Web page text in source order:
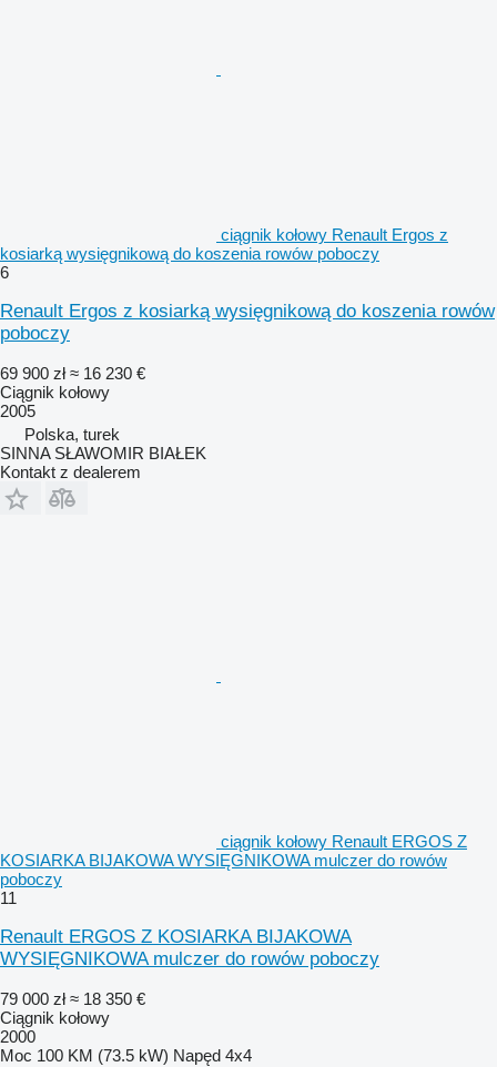
ciągnik kołowy Renault Ergos z
kosiarką wysięgnikową do koszenia rowów poboczy
6
Renault Ergos z kosiarką wysięgnikową do koszenia rowów
poboczy
69 900 zł ≈ 16 230 €
Ciągnik kołowy
2005
Polska, turek
SINNA SŁAWOMIR BIAŁEK
Kontakt z dealerem
ciągnik kołowy Renault ERGOS Z
KOSIARKA BIJAKOWA WYSIĘGNIKOWA mulczer do rowów
poboczy
11
Renault ERGOS Z KOSIARKA BIJAKOWA
WYSIĘGNIKOWA mulczer do rowów poboczy
79 000 zł ≈ 18 350 €
Ciągnik kołowy
2000
Moc 100 KM (73.5 kW) Napęd 4x4